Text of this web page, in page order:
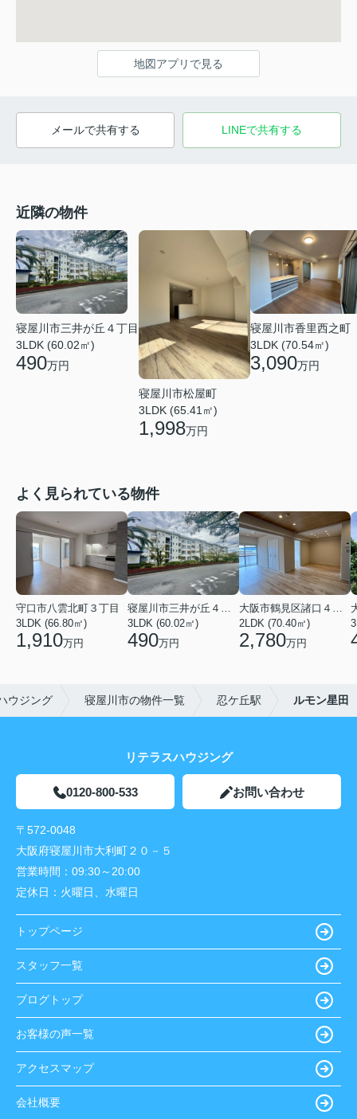
地図アプリで見る
メールで共有する LINEで共有する
近隣の物件
寝屋川市三井が丘４丁目
3LDK (60.02㎡)
490万円
寝屋川市松屋町
3LDK (65.41㎡)
1,998万円
寝屋川市香里西之町
3LDK (70.54㎡)
3,090万円
よく見られている物件
守口市八雲北町３丁目
3LDK (66.80㎡)
1,910万円
3LDK (60.02㎡)
490万円
2LDK (70.40㎡)
2,780万円
ウジング 寝屋川市の物件一覧 忍ケ丘駅 ルモン星田
リテラスハウジング
0120-800-533 お問い合わせ
〒572-0048
大阪府寝屋川市大利町２０－５
営業時間： 09:30～20:00
定休日： 火曜日、水曜日
トップページ
スタッフ一覧
ブログトップ
お客様の声一覧
アクセスマップ
会社概要